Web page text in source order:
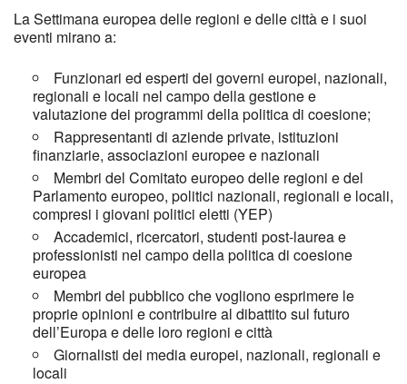
La Settimana europea delle regioni e delle città e i suoi
eventi mirano a:
Funzionari ed esperti dei governi europei, nazionali,
regionali e locali nel campo della gestione e
valutazione dei programmi della politica di coesione;
Rappresentanti di aziende private, istituzioni
finanziarie, associazioni europee e nazionali
Membri del Comitato europeo delle regioni e del
Parlamento europeo, politici nazionali, regionali e locali,
compresi i giovani politici eletti (YEP)
Accademici, ricercatori, studenti post-laurea e
professionisti nel campo della politica di coesione
europea
Membri del pubblico che vogliono esprimere le
proprie opinioni e contribuire al dibattito sul futuro
dell’Europa e delle loro regioni e città
Giornalisti dei media europei, nazionali, regionali e
locali